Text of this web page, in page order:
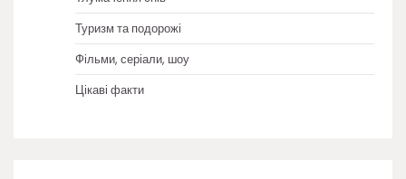
Туризм та подорожі
Фільми, серіали, шоу
Цікаві факти